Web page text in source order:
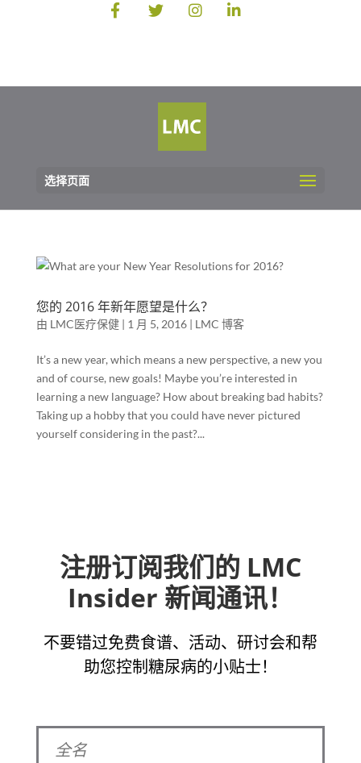
选择页面
您的 2016 年新年愿望是什么？
由 LMC医疗保健| 1 月 5, 2016| LMC 博客
It’s a new year, which means a new perspective, a new you
and of course, new goals! Maybe you’re interested in
learning a new language? How about breaking bad habits?
Taking up a hobby that you could have never pictured
yourself considering in the past?...
注册订阅我们的 LMC
Insider 新闻通讯！
不要错过免费食谱、活动、研讨会和帮
助您控制糖尿病的小贴士！